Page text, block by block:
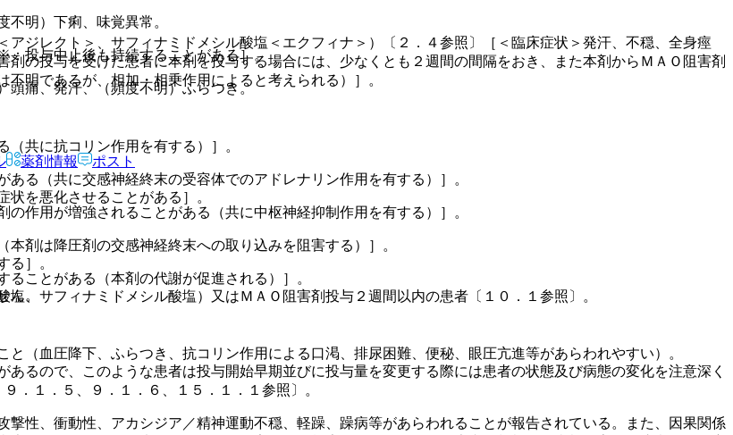
ジレクト＞、サフィナミドメシル酸塩＜エクフィナ＞）〔２．４参照〕［＜臨床症状＞発汗、不穏、全身痙
の投与を受けた患者に本剤を投与する場合には、少なくとも２週間の間隔をおき、また本剤からＭＡＯ阻害剤
明であるが、相加・相乗作用によると考えられる）］。
共に抗コリン作用を有する）］。
る（共に交感神経終末の受容体でのアドレナリン作用を有する）］。
作用が増強されることがある（共に中枢神経抑制作用を有する）］。
剤は降圧剤の交感神経終末への取り込みを阻害する）］。
ことがある（本剤の代謝が促進される）］。
（血圧降下、ふらつき、抗コリン作用による口渇、排尿困難、便秘、眼圧亢進等があらわれやすい）。
明）下痢、味覚異常。
投与中止後も持続することがある］。
痛、発汗、（頻度不明）ふらつき。
を悪化させることがある］。
］。
、サフィナミドメシル酸塩）又はＭＡＯ阻害剤投与２週間以内の患者〔１０．１参照〕。
るので、このような患者は投与開始早期並びに投与量を変更する際には患者の状態及び病態の変化を注意深く
．１．５、９．１．６、１５．１．１参照〕。
性、衝動性、アカシジア／精神運動不穏、軽躁、躁病等があらわれることが報告されている。また、因果関係
薬剤情報 ポスト
ん。